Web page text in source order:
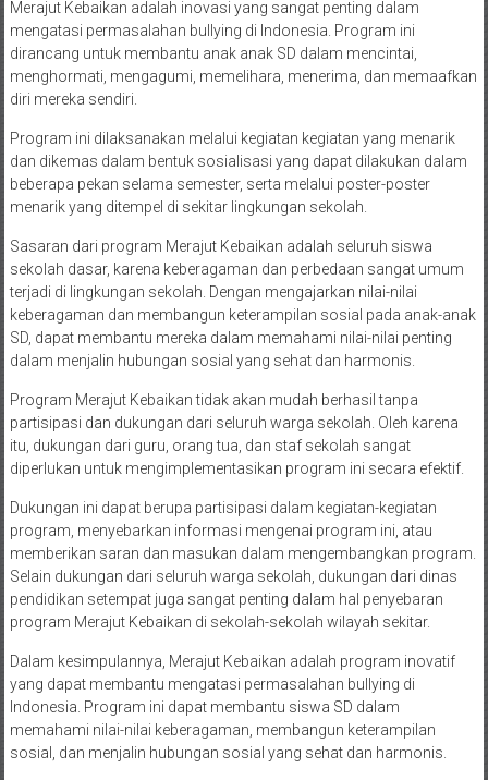
Merajut Kebaikan adalah inovasi yang sangat penting dalam
mengatasi permasalahan bullying di Indonesia. Program ini
dirancang untuk membantu anak anak SD dalam mencintai,
menghormati, mengagumi, memelihara, menerima, dan memaafkan
diri mereka sendiri.
Program ini dilaksanakan melalui kegiatan kegiatan yang menarik
dan dikemas dalam bentuk sosialisasi yang dapat dilakukan dalam
beberapa pekan selama semester, serta melalui poster-poster
menarik yang ditempel di sekitar lingkungan sekolah.
Sasaran dari program Merajut Kebaikan adalah seluruh siswa
sekolah dasar, karena keberagaman dan perbedaan sangat umum
terjadi di lingkungan sekolah. Dengan mengajarkan nilai-nilai
keberagaman dan membangun keterampilan sosial pada anak-anak
SD, dapat membantu mereka dalam memahami nilai-nilai penting
dalam menjalin hubungan sosial yang sehat dan harmonis.
Program Merajut Kebaikan tidak akan mudah berhasil tanpa
partisipasi dan dukungan dari seluruh warga sekolah. Oleh karena
itu, dukungan dari guru, orang tua, dan staf sekolah sangat
diperlukan untuk mengimplementasikan program ini secara efektif.
Dukungan ini dapat berupa partisipasi dalam kegiatan-kegiatan
program, menyebarkan informasi mengenai program ini, atau
memberikan saran dan masukan dalam mengembangkan program.
Selain dukungan dari seluruh warga sekolah, dukungan dari dinas
pendidikan setempat juga sangat penting dalam hal penyebaran
program Merajut Kebaikan di sekolah-sekolah wilayah sekitar.
Dalam kesimpulannya, Merajut Kebaikan adalah program inovatif
yang dapat membantu mengatasi permasalahan bullying di
Indonesia. Program ini dapat membantu siswa SD dalam
memahami nilai-nilai keberagaman, membangun keterampilan
sosial, dan menjalin hubungan sosial yang sehat dan harmonis.